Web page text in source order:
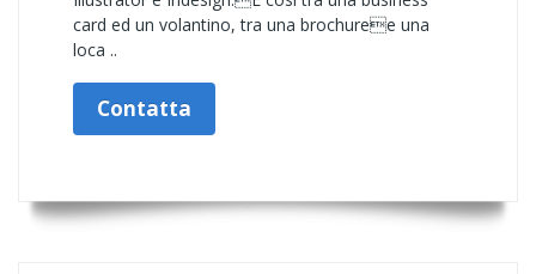
card ed un volantino, tra una brochuree una
loca ..
Contatta